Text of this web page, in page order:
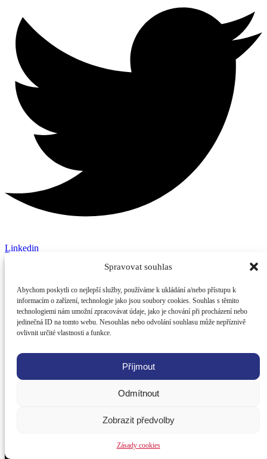
Spravovat souhlas
Abychom poskytli co nejlepší služby, používáme k ukládání a/nebo přístupu k
informacím o zařízení, technologie jako jsou soubory cookies. Souhlas s těmito
technologiemi nám umožní zpracovávat údaje, jako je chování při procházení nebo
jedinečná ID na tomto webu. Nesouhlas nebo odvolání souhlasu může nepříznivě
ovlivnit určité vlastnosti a funkce.
Příjmout
Odmítnout
Zobrazit předvolby
Zásady cookies
Linkedin